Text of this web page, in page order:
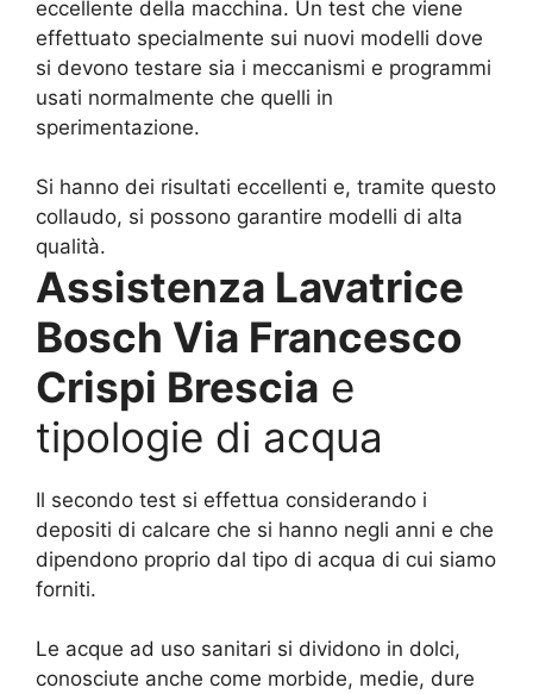
eccellente della macchina. Un test che viene
effettuato specialmente sui nuovi modelli dove
si devono testare sia i meccanismi e programmi
usati normalmente che quelli in
sperimentazione.
Si hanno dei risultati eccellenti e, tramite questo
collaudo, si possono garantire modelli di alta
qualità.
Assistenza Lavatrice
Bosch Via Francesco
Crispi Brescia e
tipologie di acqua
Il secondo test si effettua considerando i
depositi di calcare che si hanno negli anni e che
dipendono proprio dal tipo di acqua di cui siamo
forniti.
Le acque ad uso sanitari si dividono in dolci,
conosciute anche come morbide, medie, dure